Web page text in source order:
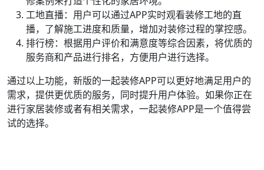
工地直播：用户可以通过APP实时观看装修工地的直
播，了解施工进度和质量，增加对装修过程的掌控感。
排行榜：根据用户评价和满意度等综合因素，将优质的
服务商和产品进行排名，方便用户进行选择。
通过以上功能，新版的一起装修APP可以更好地满足用户的
需求，提供更优质的服务，同时提升用户体验。如果你正在
进行家居装修或者有相关需求，一起装修APP是一个值得尝
试的选择。